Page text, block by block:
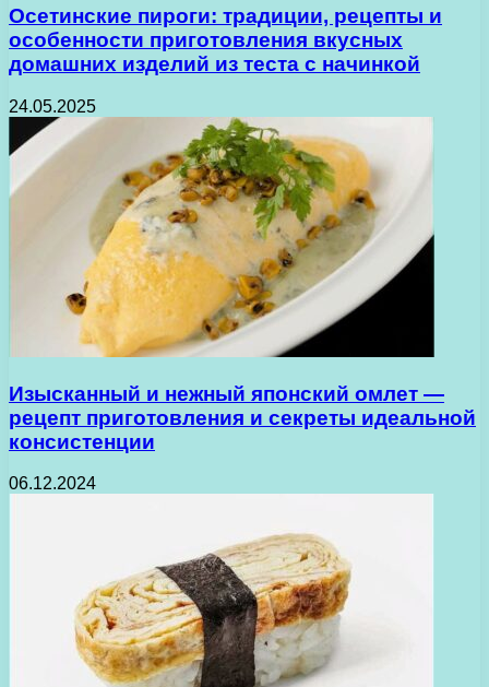
Осетинские пироги: традиции, рецепты и
особенности приготовления вкусных
домашних изделий из теста с начинкой
24.05.2025
Изысканный и нежный японский омлет —
рецепт приготовления и секреты идеальной
консистенции
06.12.2024